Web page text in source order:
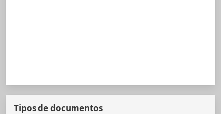
Tipos de documentos